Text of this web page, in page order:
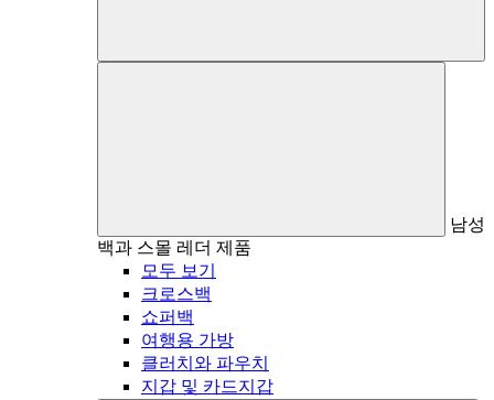
남성
백과 스몰 레더 제품
모두 보기
크로스백
쇼퍼백
여행용 가방
클러치와 파우치
지갑 및 카드지갑